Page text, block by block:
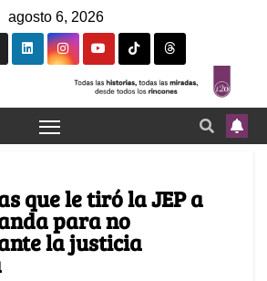
agosto 6, 2026
que le tiró la JEP a
para no
la justicia